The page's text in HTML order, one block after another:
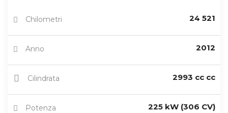
Chilometri 24 521
Anno 2012
Cilindrata 2993 cc cc
Potenza 225 kW (306 CV)